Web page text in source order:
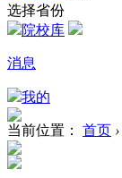
选择省份
院校库
消息
我的
当前位置： 首页 ›